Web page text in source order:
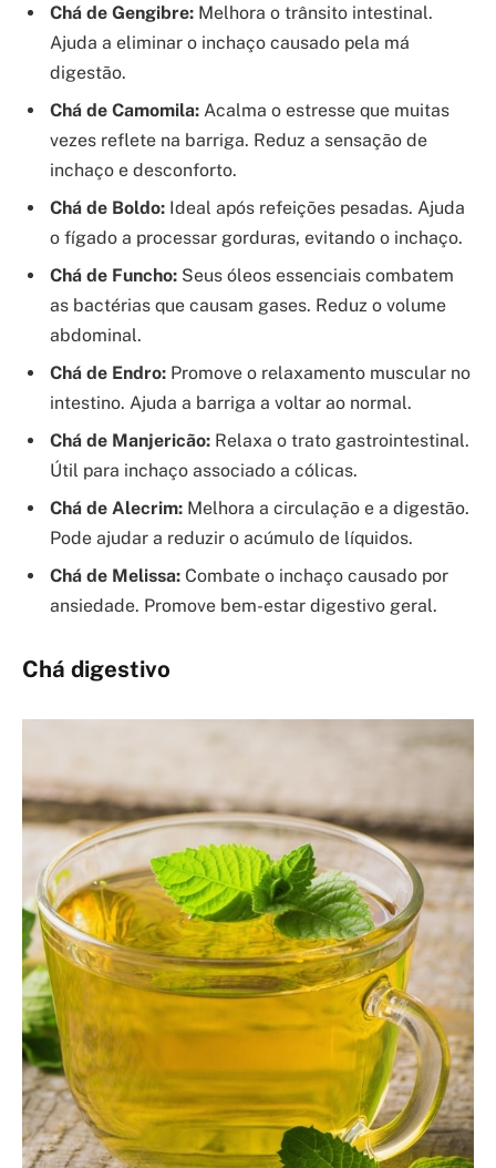
Chá de Gengibre: Melhora o trânsito intestinal.
Ajuda a eliminar o inchaço causado pela má
digestão.
Chá de Camomila: Acalma o estresse que muitas
vezes reflete na barriga. Reduz a sensação de
inchaço e desconforto.
Chá de Boldo: Ideal após refeições pesadas. Ajuda
o fígado a processar gorduras, evitando o inchaço.
Chá de Funcho: Seus óleos essenciais combatem
as bactérias que causam gases. Reduz o volume
abdominal.
Chá de Endro: Promove o relaxamento muscular no
intestino. Ajuda a barriga a voltar ao normal.
Chá de Manjericão: Relaxa o trato gastrointestinal.
Útil para inchaço associado a cólicas.
Chá de Alecrim: Melhora a circulação e a digestão.
Pode ajudar a reduzir o acúmulo de líquidos.
Chá de Melissa: Combate o inchaço causado por
ansiedade. Promove bem-estar digestivo geral.
Chá digestivo